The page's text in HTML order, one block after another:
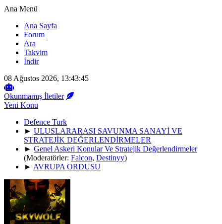
Ana Menü
Ana Sayfa
Forum
Ara
Takvim
İndir
08 Ağustos 2026, 13:43:45
Okunmamış İletiler
Yeni Konu
Defence Turk
► ULUSLARARASI SAVUNMA SANAYİ VE
STRATEJİK DEĞERLENDİRMELER
► Genel Askeri Konular Ve Stratejik Değerlendirmeler
(Moderatörler: Falcon, Destinyy)
► AVRUPA ORDUSU